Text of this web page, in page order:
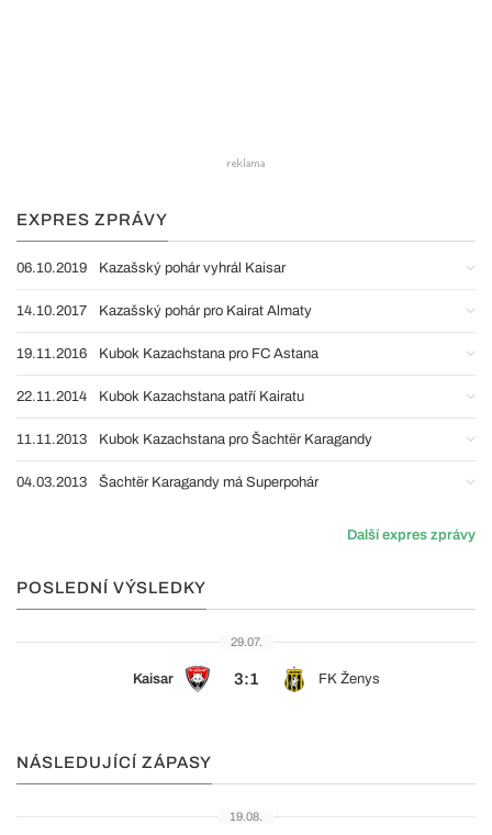
EXPRES ZPRÁVY
06.10.2019 Kazašský pohár vyhrál Kaisar
14.10.2017 Kazašský pohár pro Kairat Almaty
19.11.2016 Kubok Kazachstana pro FC Astana
22.11.2014 Kubok Kazachstana patří Kairatu
11.11.2013 Kubok Kazachstana pro Šachtër Karagandy
04.03.2013 Šachtër Karagandy má Superpohár
Další expres zprávy
POSLEDNÍ VÝSLEDKY
29.07.
Kaisar 3:1 FK Ženys
NÁSLEDUJÍCÍ ZÁPASY
19.08.